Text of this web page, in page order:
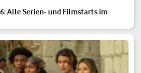
Alle Serien- und Filmstarts im